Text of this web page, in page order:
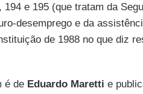
194 e 195 (que tratam da
desemprego e da
de 1988 no que diz
é de Eduardo Maretti e